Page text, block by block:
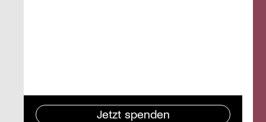
Jetzt spenden